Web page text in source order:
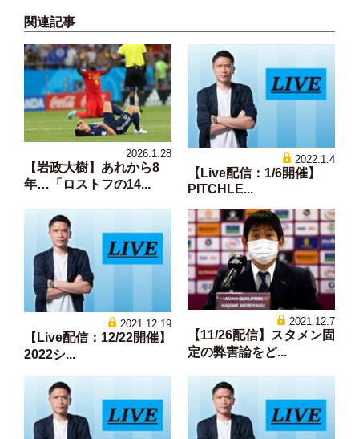
関連記事
2026.1.28
【岩政大樹】あれから8
年…「ロストフの14...
2022.1.4
【Live配信：1/6開催】
PITCHLE...
2021.12.19
【Live配信：12/22開催】
2022シ...
2021.12.7
【11/26配信】スタメン固
定の弊害論をど...